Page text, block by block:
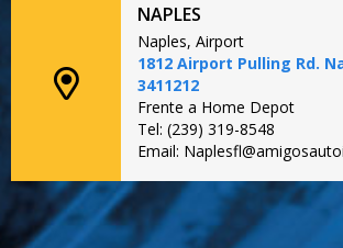
NAPLES
Naples, Airport
1812 Airport Pulling Rd.
3411212
Frente a Home Depot
Tel: (239) 319-8548
Email: